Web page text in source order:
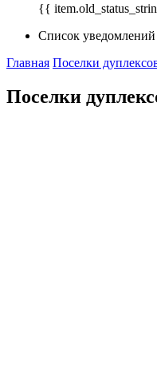
{{
Список уведомлений
Главная Поселки
Поселки